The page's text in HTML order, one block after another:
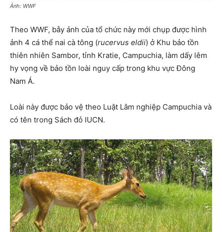
Ảnh: WWF
Theo WWF, bẫy ảnh của tổ chức này mới chụp được hình
ảnh 4 cá thể nai cà tông (rucervus eldii) ở Khu bảo tồn
thiên nhiên Sambor, tỉnh Kratie, Campuchia, làm dấy lêm
hy vọng về bảo tồn loài nguy cấp trong khu vực Đông
Nam Á.
Loài này được bảo vệ theo Luật Lâm nghiệp Campuchia và
có tên trong Sách đỏ IUCN.